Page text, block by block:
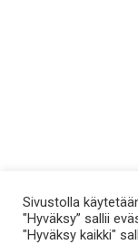
Sivustolla
"Hyväksy” sallii
"Hyväksy kaikki"